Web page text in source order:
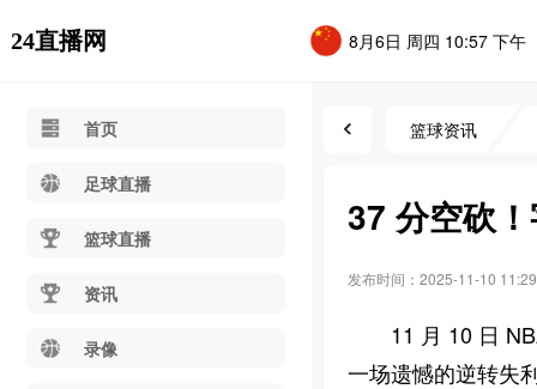
24直播网 8月6日 周四 10:57 下午
首页
足球直播
篮球直播
资讯
录像
篮球资讯
37 分空砍
发布时间：2025-11-10 11:29
11 月 10 日
一场遗憾的逆转失